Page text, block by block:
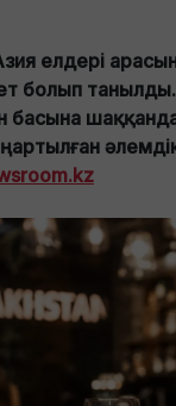
елдері
болып
басына